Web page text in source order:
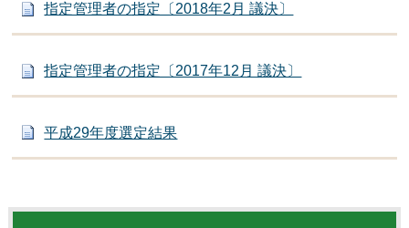
指定管理者の指定〔2018年2月 議決〕
指定管理者の指定〔2017年12月 議決〕
平成29年度選定結果